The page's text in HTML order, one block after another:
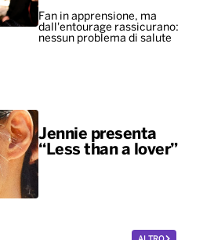
Fan in apprensione, ma
dall'entourage rassicurano:
nessun problema di salute
Jennie presenta
“Less than a lover”